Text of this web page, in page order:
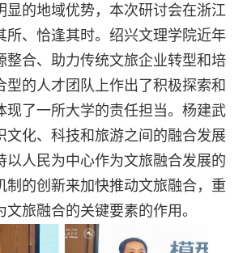
显的地域优势，本次研讨会在浙江
所、恰逢其时。绍兴文理学院近年
整合、助力传统文旅企业转型和培
型的人才团队上作出了积极探索和
现了一所大学的责任担当。杨建武
文化、科技和旅游之间的融合发展
以人民为中心作为文旅融合发展的
制的创新来加快推动文旅融合，重
旅融合的关键要素的作用。